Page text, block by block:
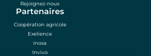
Rejoignez-nous
Partenaires
Coopération agricole
Exelience
Inoxa
Invivo